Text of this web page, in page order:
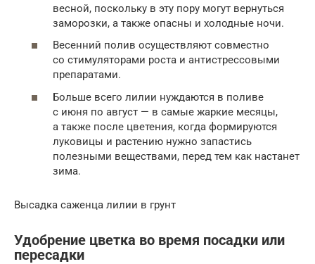
весной, поскольку в эту пору могут вернуться
заморозки, а также опасны и холодные ночи.
Весенний полив осуществляют совместно
со стимуляторами роста и антистрессовыми
препаратами.
Больше всего лилии нуждаются в поливе
с июня по август — в самые жаркие месяцы,
а также после цветения, когда формируются
луковицы и растению нужно запастись
полезными веществами, перед тем как настанет
зима.
Высадка саженца лилии в грунт
Удобрение цветка во время посадки или
пересадки